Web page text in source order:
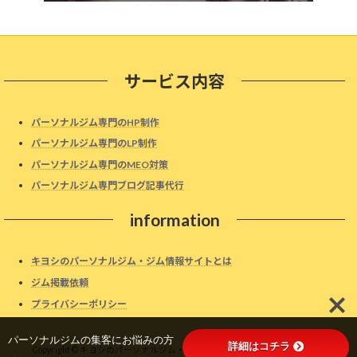
サービス内容
パーソナルジム専門のHP制作
パーソナルジム専門のLP制作
パーソナルジム専門のMEO対策
パーソナルジム専門ブログ記事代行
information
キヨシのパーソナルジム・ジム情報サイトとは
ジム掲載依頼
プライバシーポリシー
Copyright © キヨシのパーソナルジム・ジム情報サイト All Rights Reserved.
パーソナルジムの集客にお悩みの方
詳細はコチラ